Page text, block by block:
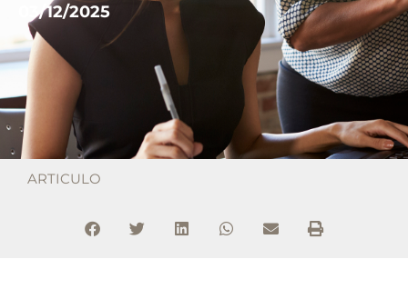
03/12/2025
ARTICULO